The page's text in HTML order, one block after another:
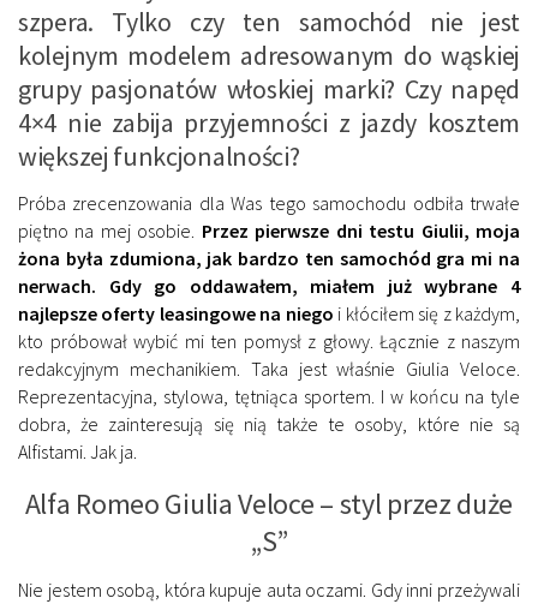
szpera. Tylko czy ten samochód nie jest
kolejnym modelem adresowanym do wąskiej
grupy pasjonatów włoskiej marki? Czy napęd
4×4 nie zabija przyjemności z jazdy kosztem
większej funkcjonalności?
Próba zrecenzowania dla Was tego samochodu odbiła trwałe
piętno na mej osobie. Przez pierwsze dni testu Giulii, moja
żona była zdumiona, jak bardzo ten samochód gra mi na
nerwach. Gdy go oddawałem, miałem już wybrane 4
najlepsze oferty leasingowe na niego i kłóciłem się z każdym,
kto próbował wybić mi ten pomysł z głowy. Łącznie z naszym
redakcyjnym mechanikiem. Taka jest właśnie Giulia Veloce.
Reprezentacyjna, stylowa, tętniąca sportem. I w końcu na tyle
dobra, że zainteresują się nią także te osoby, które nie są
Alfistami. Jak ja.
Alfa Romeo Giulia Veloce – styl przez duże
„S”
Nie jestem osobą, która kupuje auta oczami. Gdy inni przeżywali